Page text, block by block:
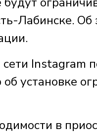
Лабинске. Об
Instagram
установке
в